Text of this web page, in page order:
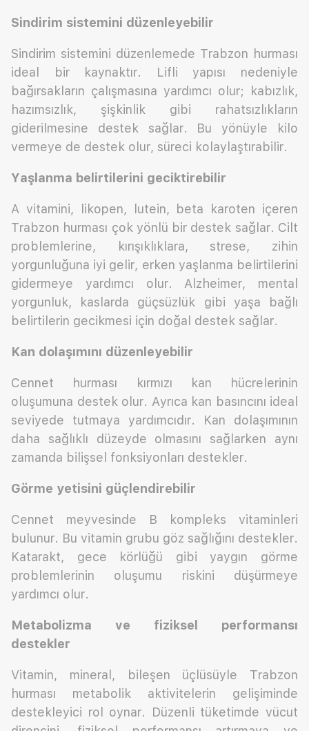
Sindirim sistemini düzenleyebilir
Sindirim sistemini düzenlemede Trabzon hurması
ideal bir kaynaktır. Lifli yapısı nedeniyle
bağırsakların çalışmasına yardımcı olur; kabızlık,
hazımsızlık, şişkinlik gibi rahatsızlıkların
giderilmesine destek sağlar. Bu yönüyle kilo
vermeye de destek olur, süreci kolaylaştırabilir.
Yaşlanma belirtilerini geciktirebilir
A vitamini, likopen, lutein, beta karoten içeren
Trabzon hurması çok yönlü bir destek sağlar. Cilt
problemlerine, kırışıklıklara, strese, zihin
yorgunluğuna iyi gelir, erken yaşlanma belirtilerini
gidermeye yardımcı olur. Alzheimer, mental
yorgunluk, kaslarda güçsüzlük gibi yaşa bağlı
belirtilerin gecikmesi için doğal destek sağlar.
Kan dolaşımını düzenleyebilir
Cennet hurması kırmızı kan hücrelerinin
oluşumuna destek olur. Ayrıca kan basıncını ideal
seviyede tutmaya yardımcıdır. Kan dolaşımının
daha sağlıklı düzeyde olmasını sağlarken aynı
zamanda bilişsel fonksiyonları destekler.
Görme yetisini güçlendirebilir
Cennet meyvesinde B kompleks vitaminleri
bulunur. Bu vitamin grubu göz sağlığını destekler.
Katarakt, gece körlüğü gibi yaygın görme
problemlerinin oluşumu riskini düşürmeye
yardımcı olur.
Metabolizma ve fiziksel performansı
destekler
Vitamin, mineral, bileşen üçlüsüyle Trabzon
hurması metabolik aktivitelerin gelişiminde
destekleyici rol oynar. Düzenli tüketimde vücut